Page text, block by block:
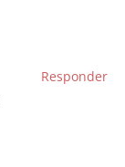
Responder